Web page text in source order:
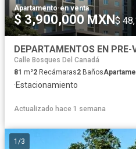
Apartamento·en venta
$ 3,900,000 MXN$
Calle Bosques Del Canadá
81 m²2 Recámaras2 Baños
·Estacionamiento
Actualizado hace 1 semana
1 /3